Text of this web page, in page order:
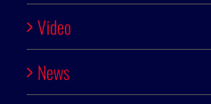
Video
News